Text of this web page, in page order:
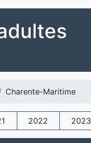
Charente-Maritime
2022 2023